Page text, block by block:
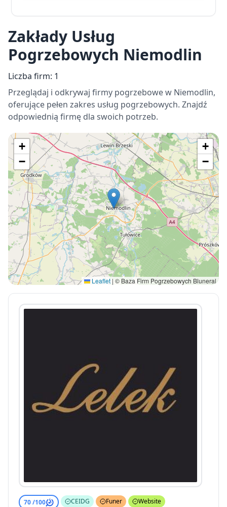
Zakłady Usług
Pogrzebowych Niemodlin
Liczba firm: 1
Przeglądaj i odkrywaj firmy pogrzebowe w Niemodlin,
oferujące pełen zakres usług pogrzebowych. Znajdź
odpowiednią firmę dla swoich potrzeb.
+
−
+
−
Leaflet | © Baza Firm Pogrzebowych Bluneral
70 /100 CEIDG Funer Website